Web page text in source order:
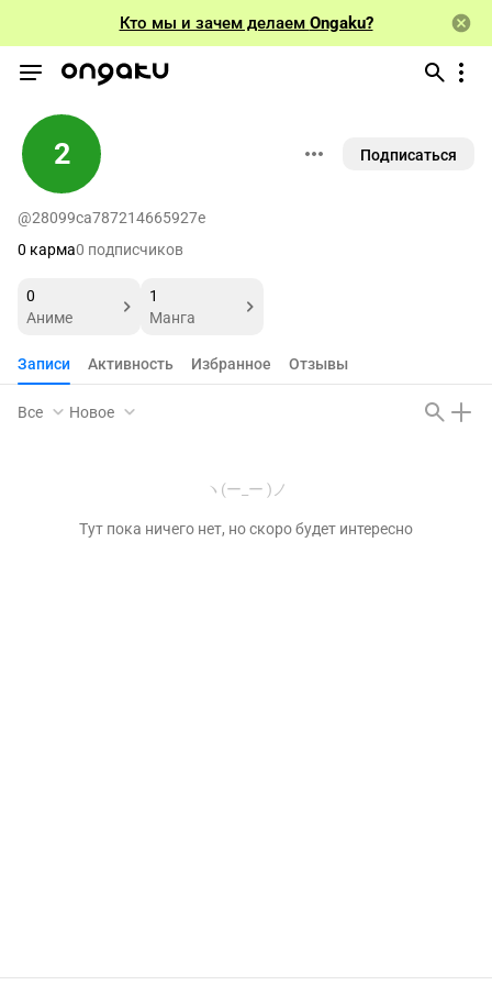
Кто мы и зачем делаем Ongaku?
2 Подписаться
@28099ca787214665927e
0 карма0 подписчиков
0
Аниме
1
Манга
Записи Активность Избранное Отзывы
Все Новое
ヽ(ー_ー )ノ
Тут пока ничего нет, но скоро будет интересно